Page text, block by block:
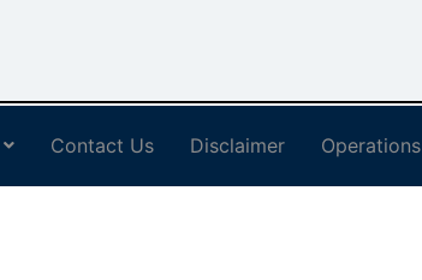
Contact Us Disclaimer Operations